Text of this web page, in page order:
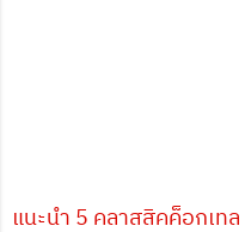
แนะนำ 5 คลาสสิคค็อกเท